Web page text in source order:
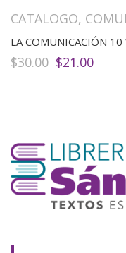
CATALOGO,
LA COMUNICACIÓN 10
$30.00 El
$21.00El